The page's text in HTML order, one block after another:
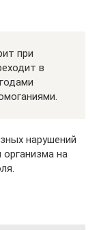
при
в
нарушений
на